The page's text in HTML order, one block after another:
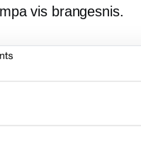
vis brangesnis.